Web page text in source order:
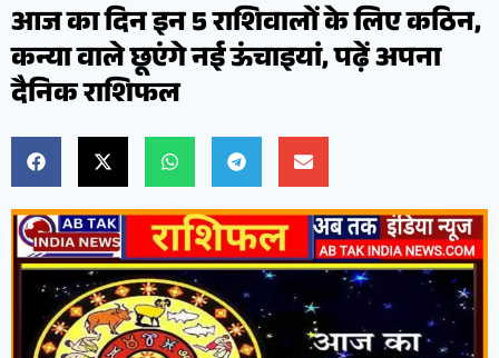
आज का दिन इन 5 राशिवालों के लिए कठिन,
कन्या वाले छूएंगे नई ऊंचाइयां, पढ़ें अपना
दैनिक राशिफल